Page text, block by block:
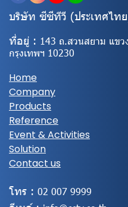
บริษัท ซีซีทีวี (ประเทศไท
ที่อยู่ : 143 ถ.สวนสยาม แขว
กรุงเทพฯ 10230
Home
Company
Products
Reference
Event & Activities
Solution
Contact us
โทร : 02 007 9999